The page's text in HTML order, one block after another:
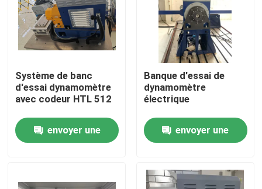
Contactez-nous
Nouvelles
Dynamomètre de couple
Dynamomètre à grande vitesse
Système de banc
d'essai dynamomètre
avec codeur HTL 512
envoyer une
Banque d'essai de
dynamomètre
électrique
envoyer une